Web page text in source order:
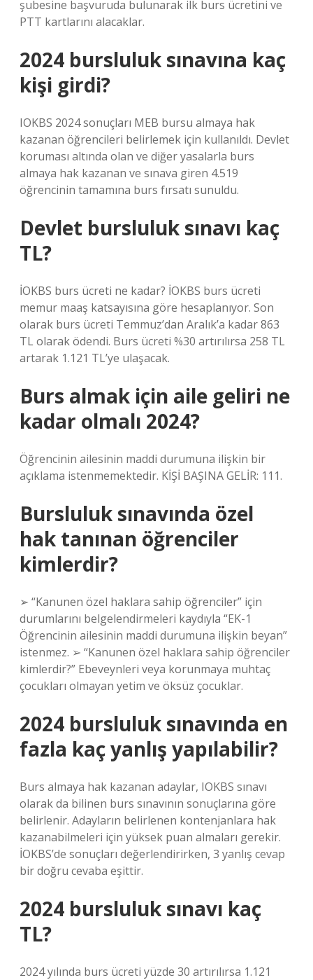
şubesine başvuruda bulunarak ilk burs ücretini ve
PTT kartlarını alacaklar.
2024 bursluluk sınavına kaç
kişi girdi?
IOKBS 2024 sonuçları MEB bursu almaya hak
kazanan öğrencileri belirlemek için kullanıldı. Devlet
koruması altında olan ve diğer yasalarla burs
almaya hak kazanan ve sınava giren 4.519
öğrencinin tamamına burs fırsatı sunuldu.
Devlet bursluluk sınavı kaç
TL?
İOKBS burs ücreti ne kadar? İOKBS burs ücreti
memur maaş katsayısına göre hesaplanıyor. Son
olarak burs ücreti Temmuz’dan Aralık’a kadar 863
TL olarak ödendi. Burs ücreti %30 artırılırsa 258 TL
artarak 1.121 TL’ye ulaşacak.
Burs almak için aile geliri ne
kadar olmalı 2024?
Öğrencinin ailesinin maddi durumuna ilişkin bir
açıklama istenmemektedir. KİŞİ BAŞINA GELİR: 111.
Bursluluk sınavında özel
hak tanınan öğrenciler
kimlerdir?
➢ “Kanunen özel haklara sahip öğrenciler” için
durumlarını belgelendirmeleri kaydıyla “EK-1
Öğrencinin ailesinin maddi durumuna ilişkin beyan”
istenmez. ➢ “Kanunen özel haklara sahip öğrenciler
kimlerdir?” Ebeveynleri veya korunmaya muhtaç
çocukları olmayan yetim ve öksüz çocuklar.
2024 bursluluk sınavında en
fazla kaç yanlış yapılabilir?
Burs almaya hak kazanan adaylar, IOKBS sınavı
olarak da bilinen burs sınavının sonuçlarına göre
belirlenir. Adayların belirlenen kontenjanlara hak
kazanabilmeleri için yüksek puan almaları gerekir.
İOKBS’de sonuçları değerlendirirken, 3 yanlış cevap
bir doğru cevaba eşittir.
2024 bursluluk sınavı kaç
TL?
2024 yılında burs ücreti yüzde 30 artırılırsa 1.121